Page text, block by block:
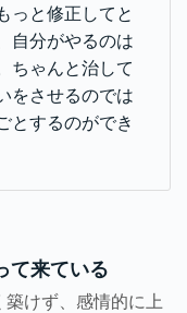
っと修正してと
自分がやるのは
ちゃんと治して
をさせるのでは
とするのができ
て来ている
けず、感情的に上